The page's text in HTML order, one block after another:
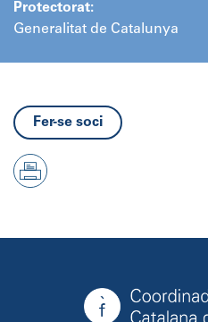
Protectorat:
Generalitat de Catalunya
Fer-se soci